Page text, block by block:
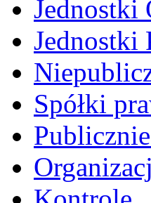
Jednostki
Jednostki
Spółki